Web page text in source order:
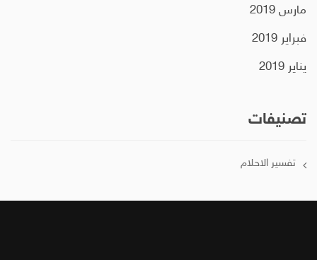
مارس 2019
فبراير 2019
يناير 2019
تصنيفات
تفسير الاحلام